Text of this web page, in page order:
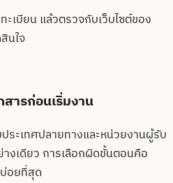
ะเบียน แล้วตรวจกับเว็บไซต์ของ
นใจ
สารก่อนเริ่มงาน
ะเทศปลายทางและหน่วยงานผู้รับ
างเดียว การเลือกผิดขั้นตอนคือ
อยที่สุด